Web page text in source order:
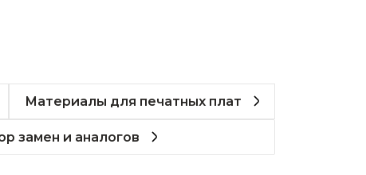
Материалы для печатных плат
замен и аналогов